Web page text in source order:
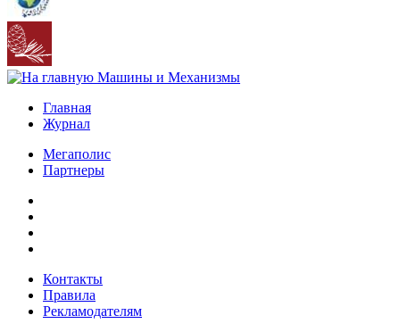
Главная
Журнал
Мегаполис
Партнеры
Контакты
Правила
Рекламодателям